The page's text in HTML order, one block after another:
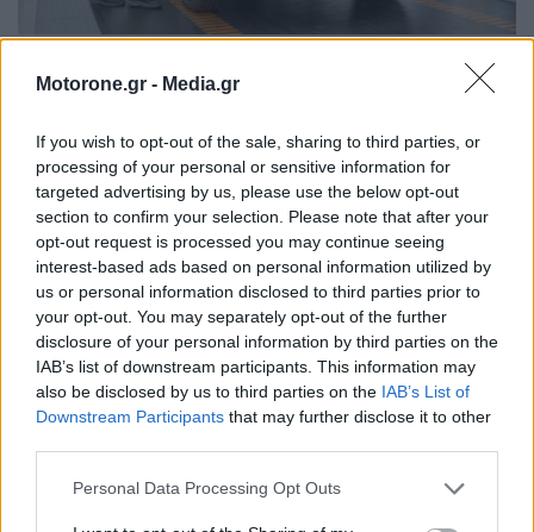
Motorone.gr - Media.gr
If you wish to opt-out of the sale, sharing to third parties, or
processing of your personal or sensitive information for
targeted advertising by us, please use the below opt-out
section to confirm your selection. Please note that after your
opt-out request is processed you may continue seeing
interest-based ads based on personal information utilized by
us or personal information disclosed to third parties prior to
your opt-out. You may separately opt-out of the further
disclosure of your personal information by third parties on the
IAB’s list of downstream participants. This information may
also be disclosed by us to third parties on the IAB’s List of
Downstream Participants that may further disclose it to other
Personal Data Processing Opt Outs
Skoda: Ξεκίνησε η παραγωγή του νέου Peaq –
Δείτε Video από τη γραμμή…
MOTOR GREEN
MOTOR GREEN